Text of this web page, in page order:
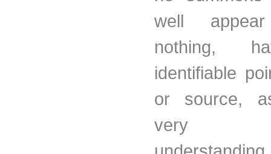
well
nothing,
identifiable
or source,
very